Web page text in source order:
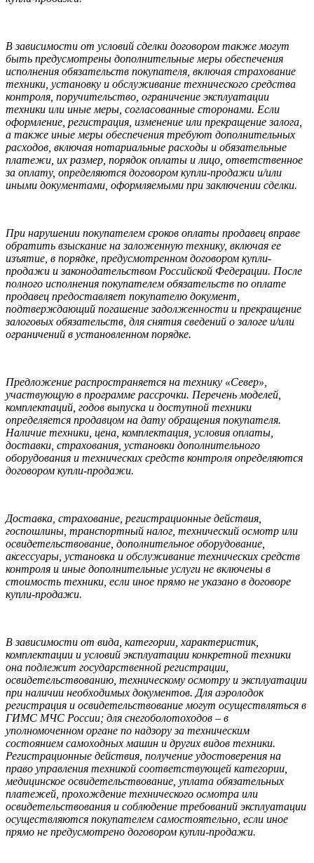
В зависимости от условий сделки договором также могут
быть предусмотрены дополнительные меры обеспечения
исполнения обязательств покупателя, включая страхование
техники, установку и обслуживание технического средства
контроля, поручительство, ограничение эксплуатации
техники или иные меры, согласованные сторонами. Если
оформление, регистрация, изменение или прекращение залога,
а также иные меры обеспечения требуют дополнительных
расходов, включая нотариальные расходы и обязательные
платежи, их размер, порядок оплаты и лицо, ответственное
за оплату, определяются договором купли-продажи и/или
иными документами, оформляемыми при заключении сделки.
При нарушении покупателем сроков оплаты продавец вправе
обратить взыскание на заложенную технику, включая ее
изъятие, в порядке, предусмотренном договором купли-
продажи и законодательством Российской Федерации. После
полного исполнения покупателем обязательств по оплате
продавец предоставляет покупателю документ,
подтверждающий погашение задолженности и прекращение
залоговых обязательств, для снятия сведений о залоге и/или
ограничений в установленном порядке.
Предложение распространяется на технику «Север»,
участвующую в программе рассрочки. Перечень моделей,
комплектаций, годов выпуска и доступной техники
определяется продавцом на дату обращения покупателя.
Наличие техники, цена, комплектация, условия оплаты,
доставки, страхования, установки дополнительного
оборудования и технических средств контроля определяются
договором купли-продажи.
Доставка, страхование, регистрационные действия,
госпошлины, транспортный налог, технический осмотр или
освидетельствование, дополнительное оборудование,
аксессуары, установка и обслуживание технических средств
контроля и иные дополнительные услуги не включены в
стоимость техники, если иное прямо не указано в договоре
купли-продажи.
В зависимости от вида, категории, характеристик,
комплектации и условий эксплуатации конкретной техники
она подлежит государственной регистрации,
освидетельствованию, техническому осмотру и эксплуатации
при наличии необходимых документов. Для аэролодок
регистрация и освидетельствование могут осуществляться в
ГИМС МЧС России; для снегоболотоходов – в
уполномоченном органе по надзору за техническим
состоянием самоходных машин и других видов техники.
Регистрационные действия, получение удостоверения на
право управления техникой соответствующей категории,
медицинское освидетельствование, уплата обязательных
платежей, прохождение технического осмотра или
освидетельствования и соблюдение требований эксплуатации
осуществляются покупателем самостоятельно, если иное
прямо не предусмотрено договором купли-продажи.